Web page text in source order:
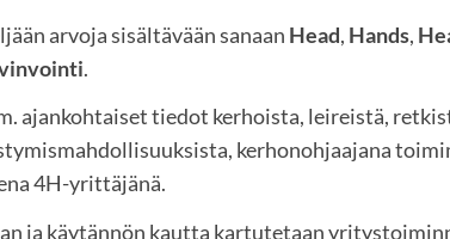
arvoja sisältävään sanaan Head, Hands,
.
ajankohtaiset tiedot kerhoista, leireistä,
kerhonohjaajana
4H-yrittäjänä.
ja käytännön kautta kartutetaan